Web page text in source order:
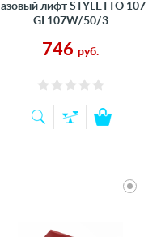
Газовый лифт STYLETTO 107
GL107W/50/3
746 руб.